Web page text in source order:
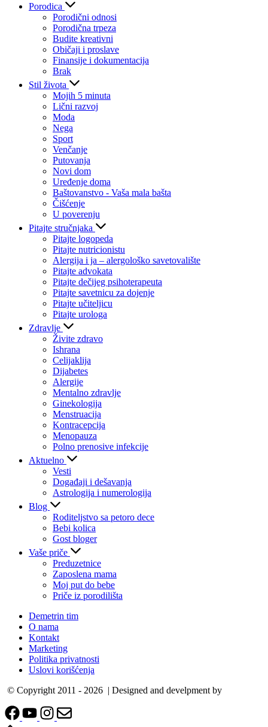
Porodica
Porodični odnosi
Porodična trpeza
Budite kreativni
Običaji i proslave
Finansije i dokumentacija
Brak
Stil života
Mojih 5 minuta
Lični razvoj
Moda
Nega
Sport
Venčanje
Putovanja
Novi dom
Uređenje doma
Baštovanstvo - Vaša mala bašta
Čišćenje
U poverenju
Pitajte stručnjaka
Pitajte logopeda
Pitajte nutricionistu
Alergija i ja – alergološko savetovalište
Pitajte advokata
Pitajte dečijeg psihoterapeuta
Pitajte savetnicu za dojenje
Pitajte učiteljicu
Pitajte urologa
Zdravlje
Živite zdravo
Ishrana
Celijaklija
Dijabetes
Alergije
Mentalno zdravlje
Ginekologija
Menstruacija
Kontracepcija
Menopauza
Polno prenosive infekcije
Aktuelno
Vesti
Događaji i dešavanja
Astrologija i numerologija
Blog
Roditeljstvo sa petoro dece
Bebi kolica
Gost bloger
Vaše priče
Preduzetnice
Zaposlena mama
Moj put do bebe
Priče iz porodilišta
Demetrin tim
O nama
Kontakt
Marketing
Politika privatnosti
Uslovi korišćenja
© Copyright 2011 - 2026 | Designed and develpment by